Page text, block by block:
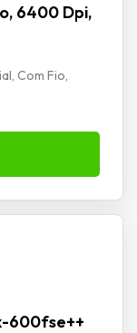
6400 Dpi,
Com Fio,
600fse++